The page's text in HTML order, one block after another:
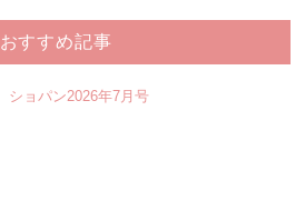
おすすめ記事
ショパン2026年7月号